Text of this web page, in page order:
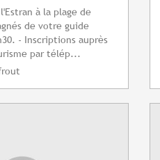
à la plage de
de votre guide
- Inscriptions auprès
par télép...